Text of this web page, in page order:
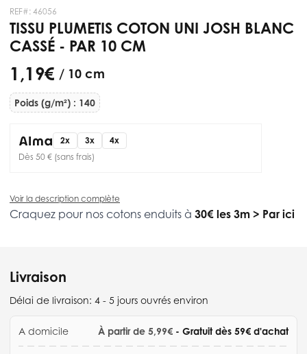
REF#: 46056
TISSU PLUMETIS COTON UNI JOSH BLANC
CASSÉ - PAR 10 CM
1,19 € / 10 cm
Poids (g/m²) : 140
2x 3x
4x
Dès 50 € (sans frais)
Voir la description complète
Craquez pour nos cotons enduits à 30€ les 3m > Par ici
Livraison
Délai de livraison: 4 - 5 jours ouvrés environ
A domicile À partir de 5,99€ - Gratuit dès 59€ d'achat